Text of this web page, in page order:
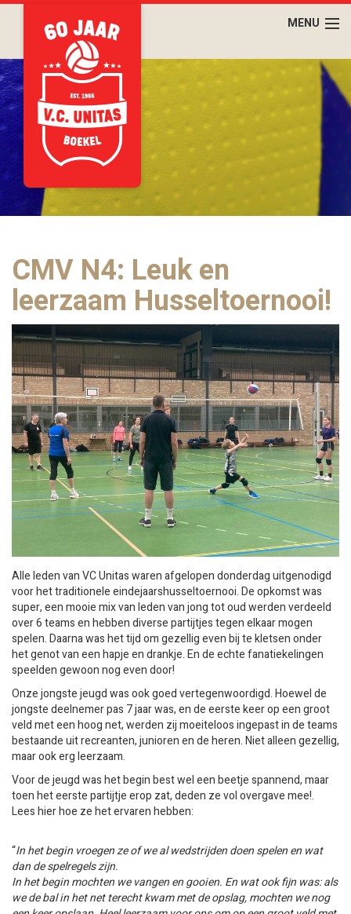
CMV N4: Leuk en
leerzaam Husseltoernooi!
Alle leden van VC Unitas waren afgelopen donderdag uitgenodigd
voor het traditionele eindejaarshusseltoernooi. De opkomst was
super, een mooie mix van leden van jong tot oud werden verdeeld
over 6 teams en hebben diverse partijtjes tegen elkaar mogen
spelen. Daarna was het tijd om gezellig even bij te kletsen onder
het genot van een hapje en drankje. En de echte fanatiekelingen
speelden gewoon nog even door!
Onze jongste jeugd was ook goed vertegenwoordigd. Hoewel de
jongste deelnemer pas 7 jaar was, en de eerste keer op een groot
veld met een hoog net, werden zij moeiteloos ingepast in de teams
bestaande uit recreanten, junioren en de heren. Niet alleen gezellig,
maar ook erg leerzaam.
Voor de jeugd was het begin best wel een beetje spannend, maar
toen het eerste partijtje erop zat, deden ze vol overgave mee!.
Lees hier hoe ze het ervaren hebben:
“In het begin vroegen ze of we al wedstrijden doen spelen en wat
dan de spelregels zijn.
In het begin mochten we vangen en gooien. En wat ook fijn was: als
we de bal in het net terecht kwam met de opslag, mochten we nog